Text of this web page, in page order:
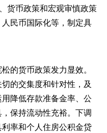
货币政策和宏观审慎政策
民币国际化等，制定具
的货币政策发力显效。
的交集度和针对性，及
降低存款准备金率、公
保持流动性充裕。下调
率和个人住房公积金贷